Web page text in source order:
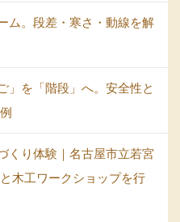
ム。段差・寒さ・動線を解
」を「階段」へ。安全性と
くり体験｜名古屋市立若宮
木工ワークショップを行